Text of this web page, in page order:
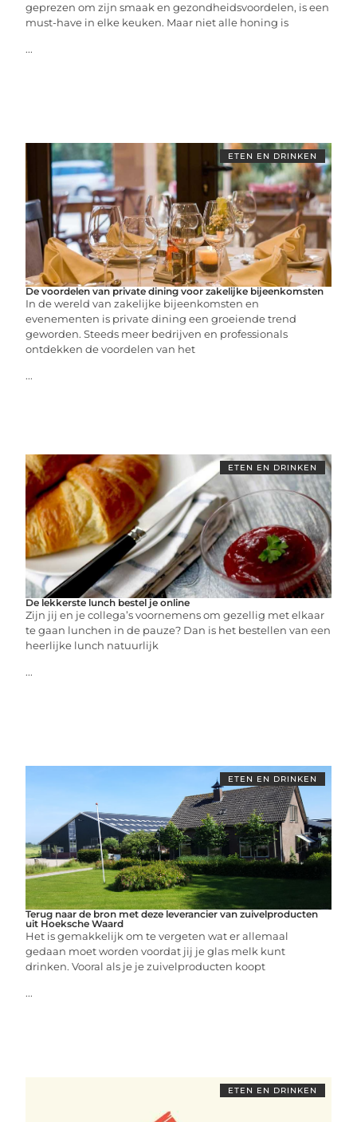
geprezen om zijn smaak en gezondheidsvoordelen, is een
must-have in elke keuken. Maar niet alle honing is
...
ETEN EN DRINKEN
De voordelen van private dining voor zakelijke bijeenkomsten
In de wereld van zakelijke bijeenkomsten en
evenementen is private dining een groeiende trend
geworden. Steeds meer bedrijven en professionals
ontdekken de voordelen van het
...
ETEN EN DRINKEN
De lekkerste lunch bestel je online
Zijn jij en je collega’s voornemens om gezellig met elkaar
te gaan lunchen in de pauze? Dan is het bestellen van een
heerlijke lunch natuurlijk
...
ETEN EN DRINKEN
Terug naar de bron met deze leverancier van zuivelproducten
uit Hoeksche Waard
Het is gemakkelijk om te vergeten wat er allemaal
gedaan moet worden voordat jij je glas melk kunt
drinken. Vooral als je je zuivelproducten koopt
...
ETEN EN DRINKEN